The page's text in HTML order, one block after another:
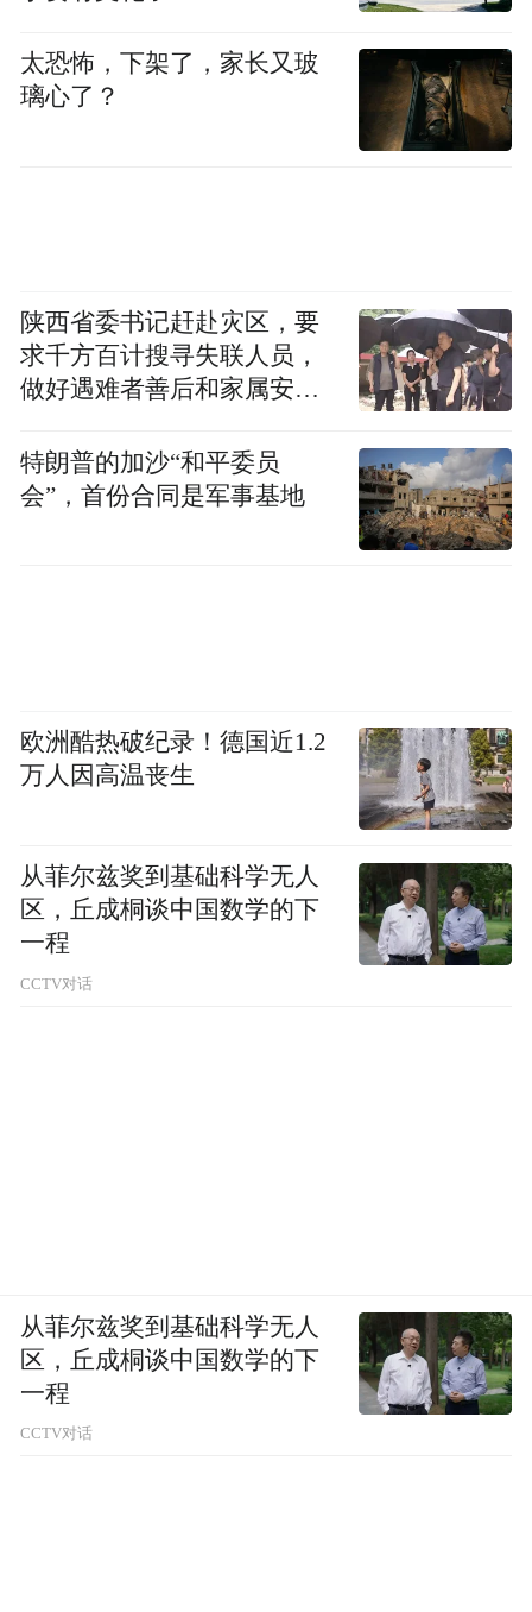
太恐怖，下架了，家长又玻
璃心了？
陕西省委书记赶赴灾区，要
求千方百计搜寻失联人员，
做好遇难者善后和家属安抚
特朗普的加沙“和平委员
会”，首份合同是军事基地
欧洲酷热破纪录！德国近1.2
万人因高温丧生
从菲尔兹奖到基础科学无人
区，丘成桐谈中国数学的下
一程
CCTV对话
从菲尔兹奖到基础科学无人
区，丘成桐谈中国数学的下
一程
CCTV对话